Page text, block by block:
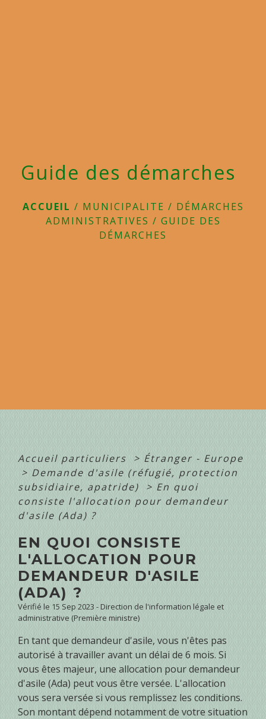
Guide des démarches
ACCUEIL / MUNICIPALITE / DÉMARCHES
ADMINISTRATIVES / GUIDE DES
DÉMARCHES
Accueil particuliers > Étranger - Europe
> Demande d'asile (réfugié, protection
subsidiaire, apatride)
> En quoi
consiste l'allocation pour demandeur
d'asile (Ada) ?
EN QUOI CONSISTE
L'ALLOCATION POUR
DEMANDEUR D'ASILE
(ADA) ?
Vérifié le 15 Sep 2023 - Direction de l'information légale et
administrative (Première ministre)
En tant que demandeur d'asile, vous n'êtes pas
autorisé à travailler avant un délai de 6 mois. Si
vous êtes majeur, une allocation pour demandeur
d'asile (Ada) peut vous être versée. L'allocation
vous sera versée si vous remplissez les conditions.
Son montant dépend notamment de votre situation